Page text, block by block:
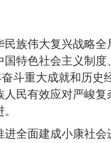
族伟大复兴战略全
特色社会主义制
斗重大成就和历史
民有效应对严峻
全面建成小康社